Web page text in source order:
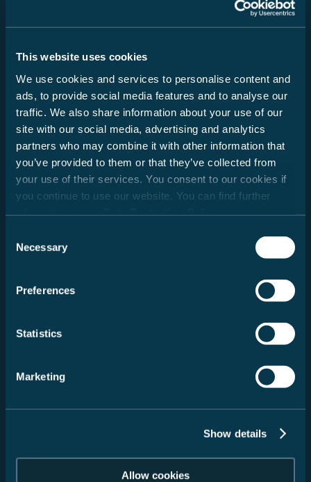
This website uses cookies
We use cookies and services to personalise content and
ads, to provide social media features and to analyse our
traffic. We also share information about your use of our
site with our social media, advertising and analytics
partners who may combine it with other information that
you’ve provided to them or that they’ve collected from
your use of their services. You consent to our cookies if
you continue to use our website. You can find further
Selection
Necessary
Preferences
Statistics
Marketing
Show details
Allow cookies
Gewenst model en afspraak
Serie
Kies een modelreeks...
Datum
Dealerzoeker
Postcode
gegevens doorgeeft aan de door mij geselecteerde
verzoek en mij via e-mail informeert over alle verdere
stappen met betrekking tot mijn verzoek. De dealer